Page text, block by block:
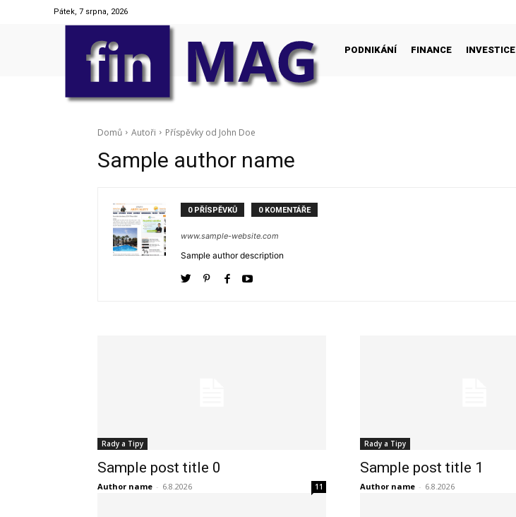
Pátek, 7 srpna, 2026
PODNIKÁNÍ FINANCE INVESTICE
Domů Autoři Příspěvky od John Doe
Sample author name
0 PŘÍSPĚVKŮ 0 KOMENTÁŘE
www.sample-website.com
Sample author description
Rady a Tipy
Sample post title 0
Author name - 6.8.2026 11
Rady a Tipy
Sample post title 1
Author name - 6.8.2026